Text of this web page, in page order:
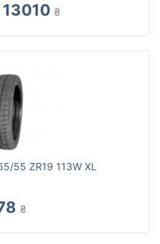
₴
55 ZR19 113W XL
₴